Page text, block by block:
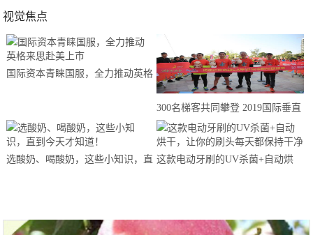
视觉焦点
国际资本青睐国服，全力推动英格
300名梯客共同攀登 2019国际垂直
马拉松超级精英赛顺德海骏达中心
站欢乐开跑
选酸奶、喝酸奶，这些小知识，直 这款电动牙刷的UV杀菌+自动烘